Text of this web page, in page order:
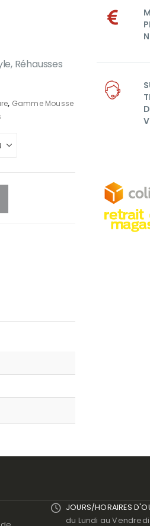
Réhausses
, Gamme Mousse
JOURS/HORAIRES
du Lundi au Vendredi